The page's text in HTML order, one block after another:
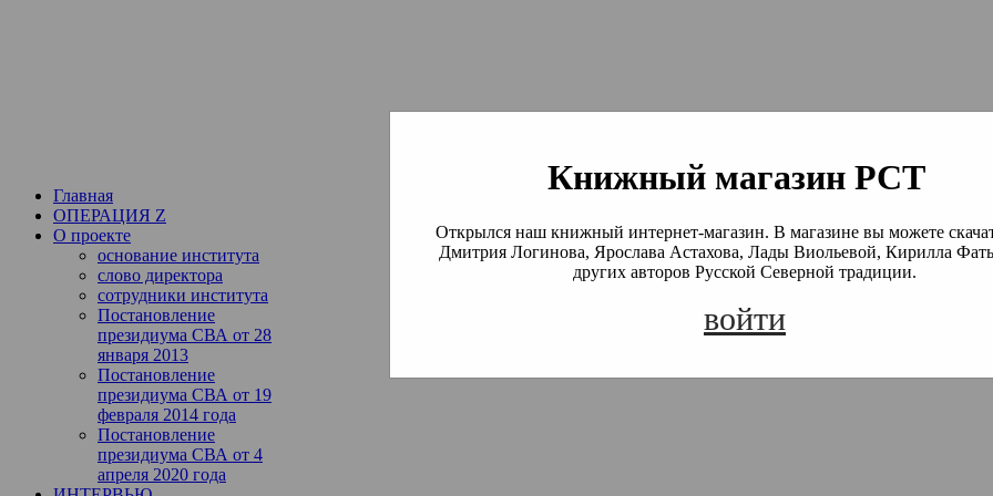
Книжный магазин РСТ
Открылся наш книжный интернет-магазин. В магазине вы можете
Дмитрия Логинова, Ярослава Астахова, Лады Виольевой, Кирилла
других авторов Русской Северной традиции.
войти
Институт богословия Русской Северной Традиции
Главная
ОПЕРАЦИЯ Z
О проекте
основание института
слово директора
сотрудники института
Постановление
президиума СВА от 28
января 2013
Постановление
президиума СВА от 19
февраля 2014 года
Постановление
президиума СВА от 4
апреля 2020 года